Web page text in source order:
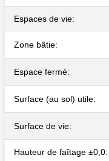
Espaces de vie:
Zone bâtie:
Espace fermé:
Surface (au sol) utile:
Surface de vie:
Hauteur de faîtage ±0,0: